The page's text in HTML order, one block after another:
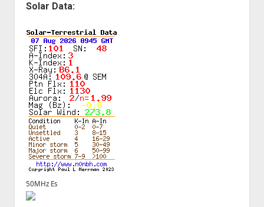
Solar Data:
50MHz Es